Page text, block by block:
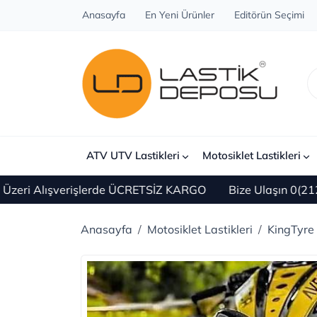
Anasayfa En Yeni Ürünler Editörün Seçimi
ATV UTV Lastikleri Motosiklet Lastikleri
ÜCRETSİZ KARGO Bize Ulaşın 0(212)
Anasayfa Motosiklet Lastikleri KingTyre